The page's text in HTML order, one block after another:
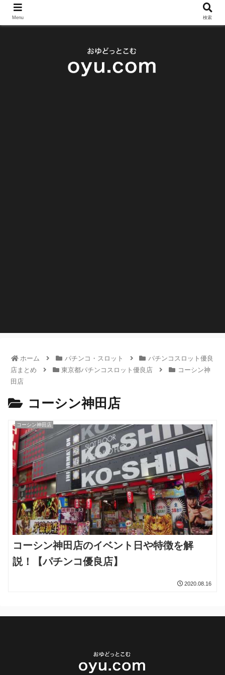
ホーム パチンコ・スロット
パチンコスロット優良
店まとめ
東京都パチンコスロット優良店
コーシン神
田店
コーシン神田店
コーシン神田店
コーシン神田店のイベント日や特徴を解
説！【パチンコ優良店】
2020.08.16
Menu 検索